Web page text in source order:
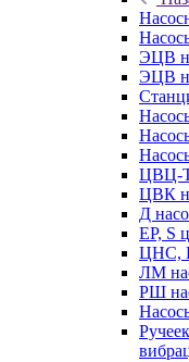
ЭЦВ
ЭЦВ
ЦВЦ-Т
ЦВК
Д
EP, S
ЦНС,
ЛМ
РШ